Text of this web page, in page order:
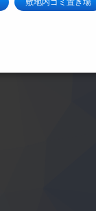
敷地内ゴミ置き場